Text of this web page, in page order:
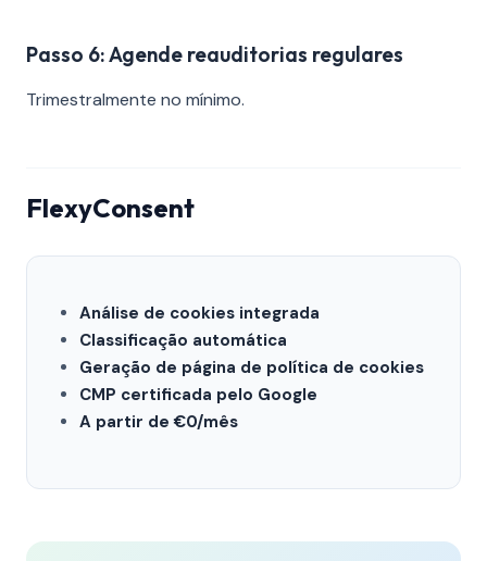
Passo 6: Agende reauditorias regulares
Trimestralmente no mínimo.
FlexyConsent
Análise de cookies integrada
Classificação automática
Geração de página de política de cookies
CMP certificada pelo Google
A partir de €0/mês